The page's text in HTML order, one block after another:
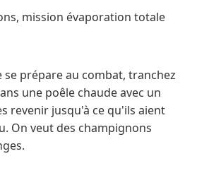
mission évaporation totale
se prépare au combat, tranchez
une poêle chaude avec un
revenir jusqu'à ce qu'ils aient
On veut des champignons